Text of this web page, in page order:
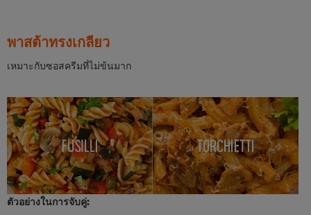
พาสต้าทรงเกลียว
เหมาะกับซอสครีมที่ไม่ข้นมาก
ตัวอย่างในการจับคู่: